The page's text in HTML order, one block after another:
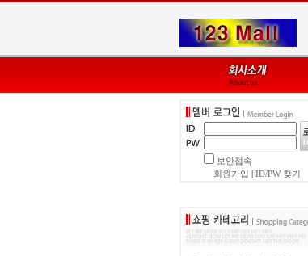
보안접속
회원가입
ID/PW 찾기